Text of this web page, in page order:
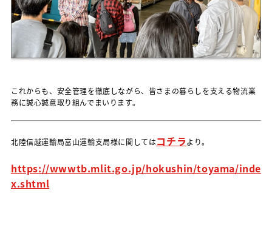
これからも、安全管理を徹底しながら、皆さまの暮らしを支える物流業
務に誠心誠意取り組んでまいります。
北陸信越運輸局富山運輸支局様に関してはコチラより。
https://wwwtb.mlit.go.jp/hokushin/toyama/inde
x.shtml